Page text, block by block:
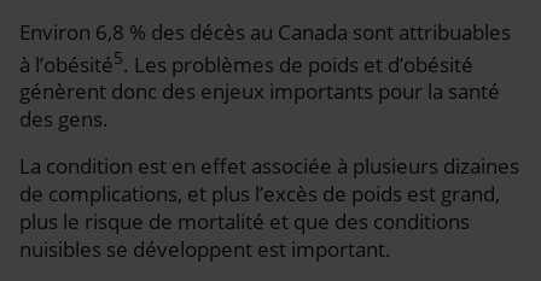
Environ 6,8 % des décès au Canada sont attribuables
à l’obésité5. Les problèmes de poids et d’obésité
génèrent donc des enjeux importants pour la santé
des gens.
La condition est en effet associée à plusieurs dizaines
de complications, et plus l’excès de poids est grand,
plus le risque de mortalité et que des conditions
nuisibles se développent est important.